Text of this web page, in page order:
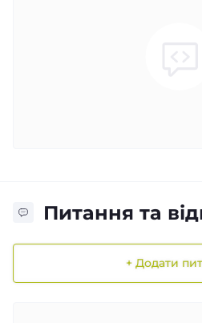
Питання та
+ Додати